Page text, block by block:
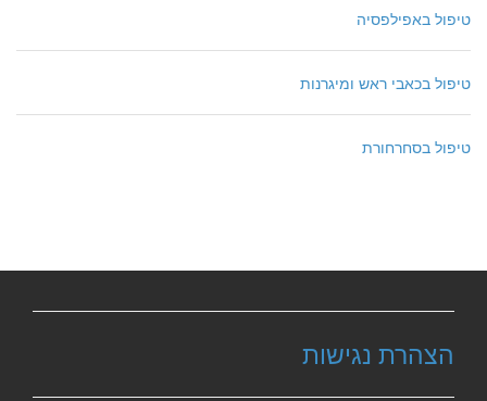
טיפול באפילפסיה
טיפול בכאבי ראש ומיגרנות
טיפול בסחרחורת
הצהרת נגישות